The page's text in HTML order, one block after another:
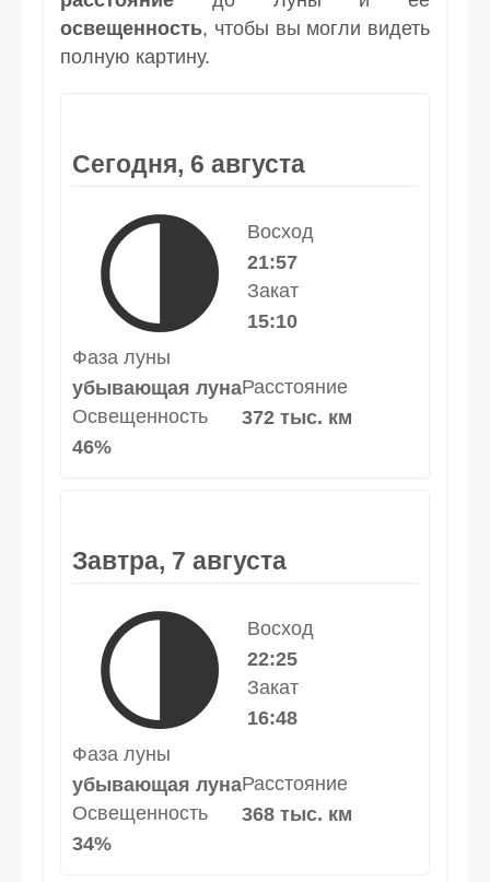
освещенность, чтобы вы могли видеть
полную картину.
Сегодня, 6 августа
🌗
Восход
21:57
Закат
15:10
Фаза луны
убывающая луна
Освещенность
46%
Расстояние
372 тыс. км
Завтра, 7 августа
🌗
Восход
22:25
Закат
16:48
Фаза луны
убывающая луна
Освещенность
34%
Расстояние
368 тыс. км